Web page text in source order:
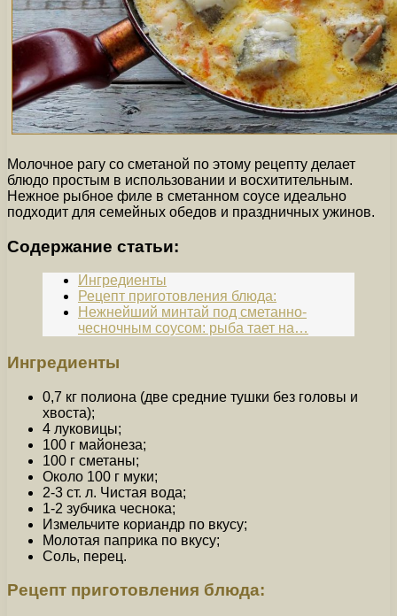
Молочное рагу со сметаной по этому рецепту делает
блюдо простым в использовании и восхитительным.
Нежное рыбное филе в сметанном соусе идеально
подходит для семейных обедов и праздничных ужинов.
Содержание статьи:
Ингредиенты
Рецепт приготовления блюда:
Нежнейший минтай под сметанно-
чесночным соусом: рыба тает на…
Ингредиенты
0,7 кг полиона (две средние тушки без головы и
хвоста);
4 луковицы;
100 г майонеза;
100 г сметаны;
Около 100 г муки;
2-3 ст. л. Чистая вода;
1-2 зубчика чеснока;
Измельчите кориандр по вкусу;
Молотая паприка по вкусу;
Соль, перец.
Рецепт приготовления блюда: